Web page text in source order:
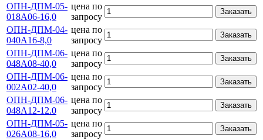
ОПН-ДПМ-05-
018А06-16,0
цена по
запросу
Заказать
ОПН-ДПМ-04-
040А16-8,0
цена по
запросу
Заказать
ОПН-ДПМ-06-
048А08-40,0
цена по
запросу
Заказать
ОПН-ДПМ-06-
002А02-40,0
цена по
запросу
Заказать
ОПН-ДПМ-06-
048А12-12.0
цена по
запросу
Заказать
ОПН-ДПМ-05-
026А08-16,0
цена по
запросу
Заказать